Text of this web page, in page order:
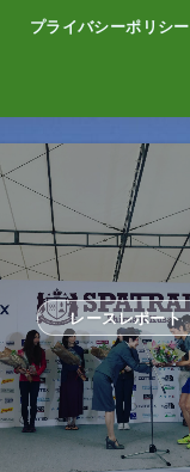
プライバシーポリシー
レースレポート